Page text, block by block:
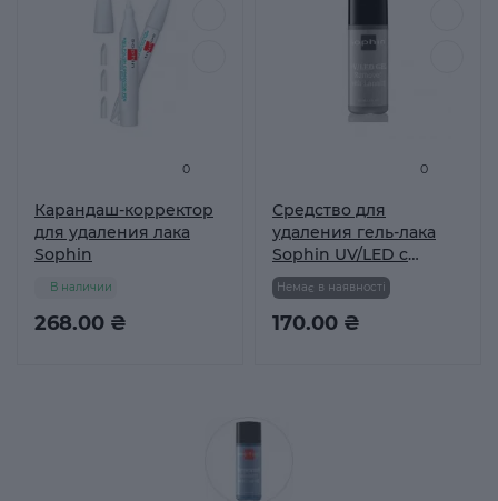
0
Карандаш-корректор
для удаления лака
Sophin
268.00 ₴
В наличии
0
Средство для
удаления гель-лака
Sophin UV/LED с
ланолином 0791
170.00 ₴
Немає в наявності